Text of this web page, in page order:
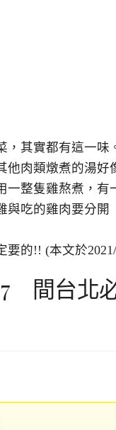
，其實都有這一
他肉類燉煮的湯好
一整隻雞熬煮，
與吃的雞肉要分開
的!! (本文於
間台北